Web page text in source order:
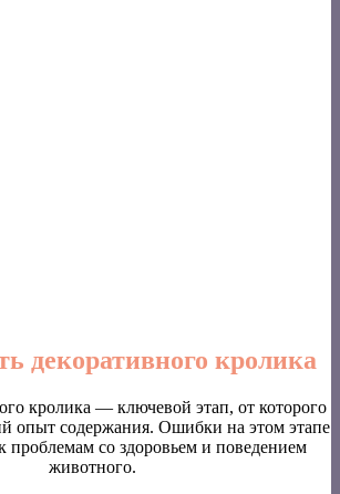
декоративного кролика
кролика — ключевой этап, от которого
опыт содержания. Ошибки на этом этапе
проблемам со здоровьем и поведением
животного.